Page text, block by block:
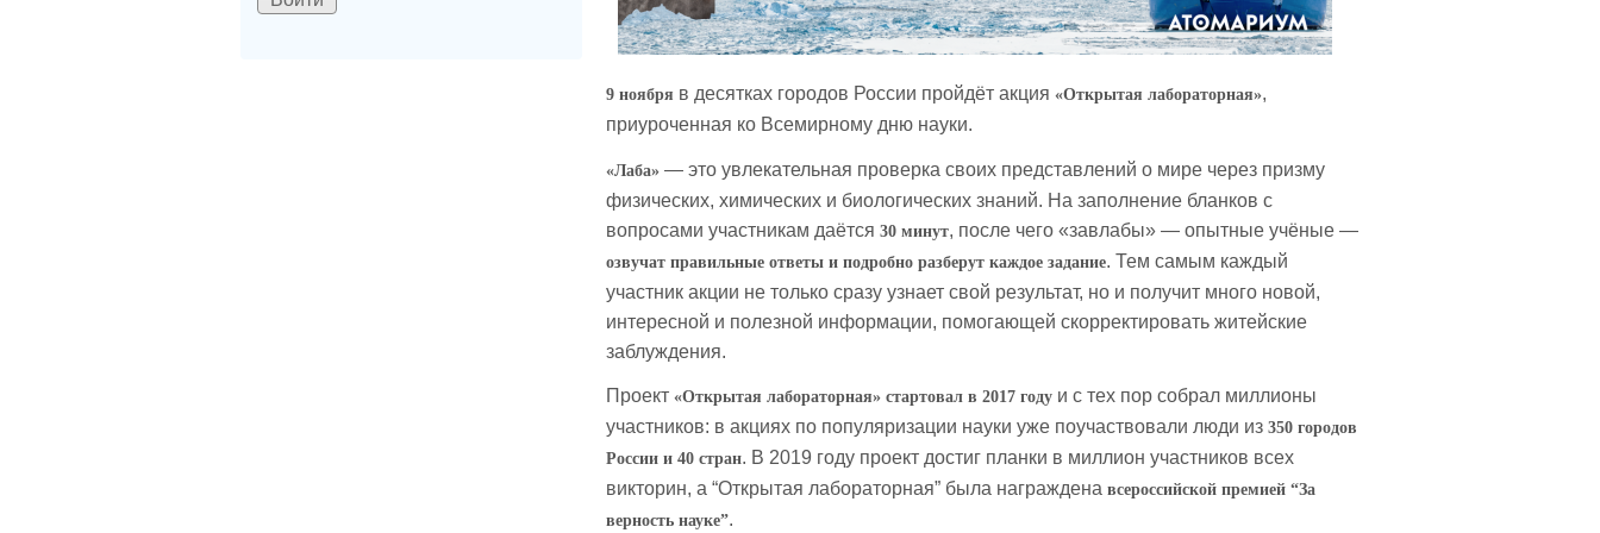
9 ноября в десятках городов России пройдёт акция «Открытая лабораторная»,
приуроченная ко Всемирному дню науки.
«Лаба» — это увлекательная проверка своих представлений о мире через призму
физических, химических и биологических знаний. На заполнение бланков с
вопросами участникам даётся30 минут, после чего «завлабы» — опытные учёные —
озвучат правильные ответы и подробно разберут каждое задание. Тем самым каждый
участник акции не только сразу узнает свой результат, но и получит много новой,
интересной и полезной информации, помогающей скорректировать житейские
заблуждения.
Проект«Открытая лабораторная» стартовал в 2017 году и с тех пор собрал миллионы
участников: в акциях по популяризации науки уже поучаствовали люди из350 городов
России и 40 стран. В 2019 году проект достиг планки в миллион участников всех
викторин, а “Открытая лабораторная” была награжденавсероссийской премией “За
верность науке”.